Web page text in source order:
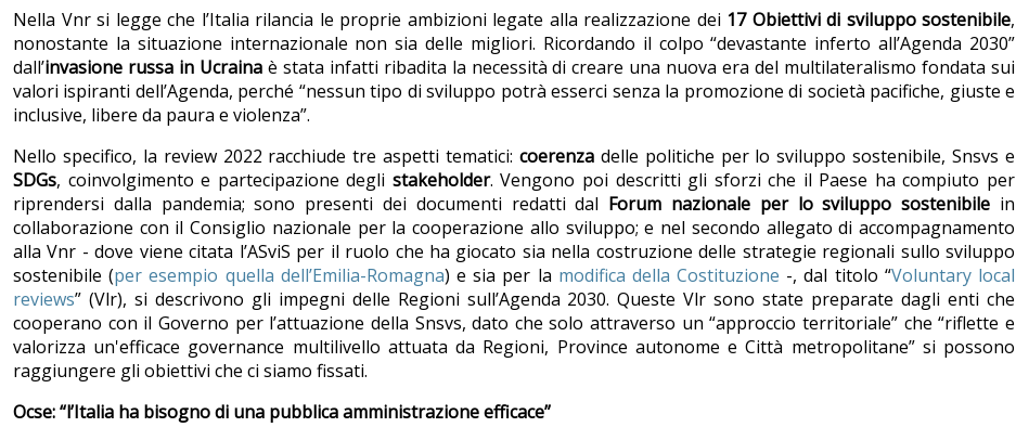
Nella Vnr si legge che l’Italia rilancia le proprie ambizioni legate alla realizzazione dei 17 Obiettivi di sviluppo sostenibile,
nonostante la situazione internazionale non sia delle migliori. Ricordando il colpo “devastante inferto all’Agenda 2030”
dall’invasione russa in Ucrainaè stata infatti ribadita la necessità di creare una nuova era del multilateralismo fondata sui
valori ispiranti dell’Agenda, perché “nessun tipo di sviluppo potrà esserci senza la promozione di società pacifiche, giuste e
inclusive, libere da paura e violenza”.
Nello specifico, la review 2022 racchiude tre aspetti tematici: coerenzadelle politiche per lo sviluppo sostenibile, Snsvs e
SDGs, coinvolgimento e partecipazione degli stakeholder. Vengono poi descritti gli sforzi che il Paese ha compiuto per
riprendersi dalla pandemia; sono presenti dei documenti redatti dal Forum nazionale per lo sviluppo sostenibile in
collaborazione con il Consiglio nazionale per la cooperazione allo sviluppo; e nel secondo allegato di accompagnamento
alla Vnr - dove viene citata l’ASviS per il ruolo che ha giocato sia nella costruzione delle strategie regionali sullo sviluppo
sostenibile (per esempio quella dell’Emilia-Romagna) e sia per la modifica della Costituzione -, dal titolo “Voluntary local
reviews” (Vlr), si descrivono gli impegni delle Regioni sull’Agenda 2030. Queste Vlr sono state preparate dagli enti che
cooperano con il Governo per l’attuazione della Snsvs, dato che solo attraverso un “approccio territoriale” che “riflette e
valorizza un'efficace governance multilivello attuata da Regioni, Province autonome e Città metropolitane” si possono
raggiungere gli obiettivi che ci siamo fissati.
Ocse: “l’Italia ha bisogno di una pubblica amministrazione efficace”